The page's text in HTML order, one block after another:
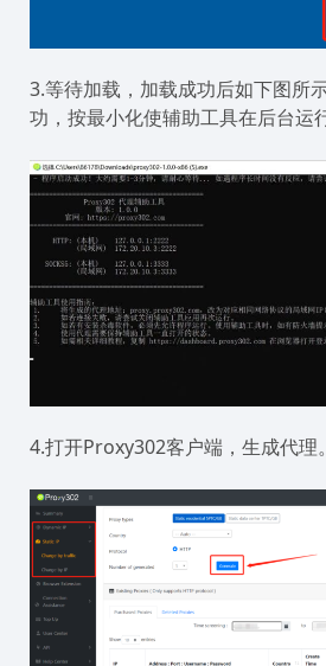
3.等待加载，加载成功后如下图所
功，按最小化使辅助工具在后台运
4.打开Proxy302客户端，生成代理。